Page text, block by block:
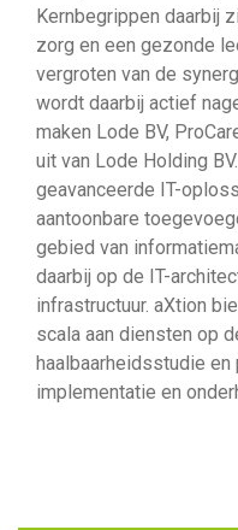
Kernbegrippen daarbij
zorg en een gezonde
vergroten van de
wordt daarbij actief
maken Lode BV,
uit van Lode Holding
geavanceerde IT-
aantoonbare
gebied van
daarbij op de IT-
infrastructuur. aXtion
scala aan diensten op
haalbaarheidsstudie
implementatie en